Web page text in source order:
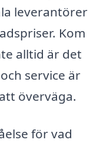
leverantörer
Kom
alltid är det
service är
överväga.
för vad